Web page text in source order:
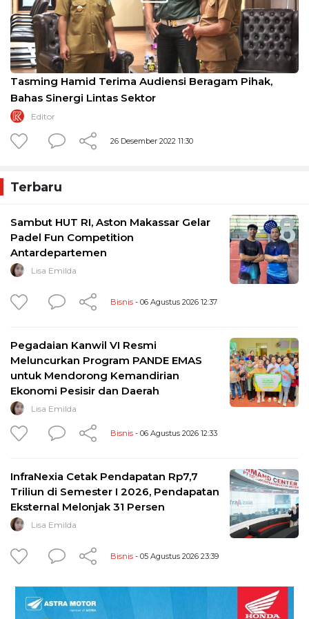
Tasming Hamid Terima Audiensi Beragam Pihak,
Bahas Sinergi Lintas Sektor
Editor
26 Desember 2022 11:30
Terbaru
Sambut HUT RI, Aston Makassar Gelar
Padel Fun Competition
Antardepartemen
Lisa Emilda
Bisnis - 06 Agustus 2026 12:37
Pegadaian Kanwil VI Resmi
Meluncurkan Program PANDE EMAS
untuk Mendorong Kemandirian
Ekonomi Pesisir dan Daerah
Lisa Emilda
Bisnis - 06 Agustus 2026 12:33
InfraNexia Cetak Pendapatan Rp7,7
Triliun di Semester I 2026, Pendapatan
Eksternal Melonjak 31 Persen
Lisa Emilda
Bisnis - 05 Agustus 2026 23:39